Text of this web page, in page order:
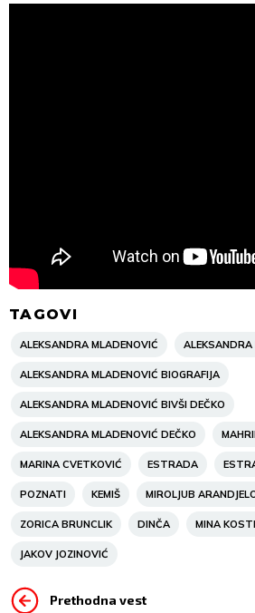
TAGOVI
ALEKSANDRA MLADENOVIĆ
ALEKSANDRA MLADENOVIĆ BIOGRAFIJA
ALEKSANDRA MLADENOVIĆ BIVŠI DEČKO
ALEKSANDRA MLADENOVIĆ DEČKO
MARINA CVETKOVIĆ ESTRADA
POZNATI KEMIŠ MIROLJUB
ZORICA BRUNCLIK DINČA MINA
JAKOV JOZINOVIĆ
Prethodna vest